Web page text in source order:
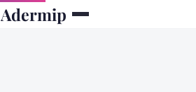
Adermip